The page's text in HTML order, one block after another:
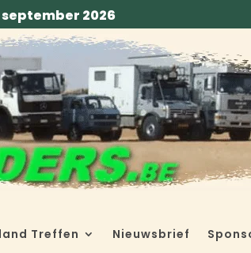
2026
Treffen Nieuwsbrief